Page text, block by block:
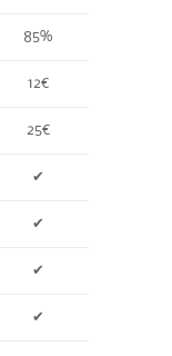
85%
12€
25€
✔
✔
✔
✔